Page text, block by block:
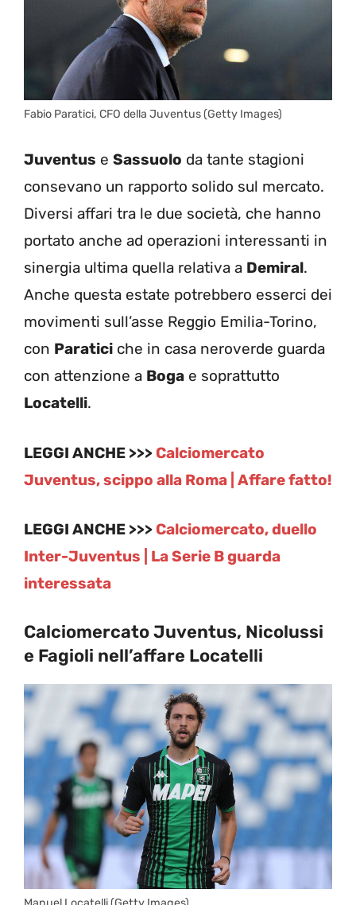
Fabio Paratici, CFO della Juventus (Getty Images)
Juventus e Sassuolo da tante stagioni
consevano un rapporto solido sul mercato.
Diversi affari tra le due società, che hanno
portato anche ad operazioni interessanti in
sinergia ultima quella relativa a Demiral.
Anche questa estate potrebbero esserci dei
movimenti sull’asse Reggio Emilia-Torino,
con Paratici che in casa neroverde guarda
con attenzione a Boga e soprattutto
Locatelli.
LEGGI ANCHE >>> Calciomercato
Juventus, scippo alla Roma | Affare fatto!
LEGGI ANCHE >>> Calciomercato, duello
Inter-Juventus | La Serie B guarda
interessata
Calciomercato Juventus, Nicolussi
e Fagioli nell’affare Locatelli